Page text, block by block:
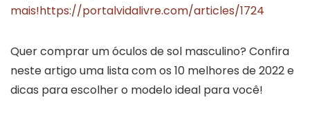
mais!https://portalvidalivre.com/articles/1724
Quer comprar um óculos de sol masculino? Confira
neste artigo uma lista com os 10 melhores de 2022 e
dicas para escolher o modelo ideal para você!